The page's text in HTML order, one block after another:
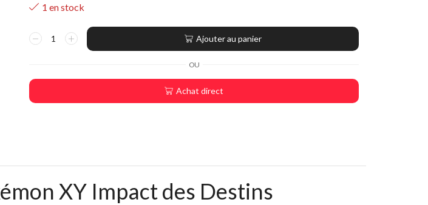
1 en stock
Ajouter au panier
OU
Achat direct
XY Impact des Destins